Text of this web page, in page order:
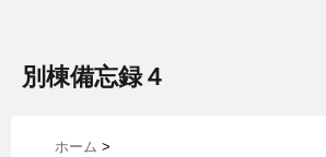
別棟備忘録４
ホーム >